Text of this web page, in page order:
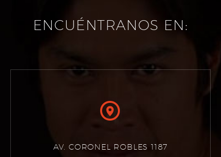
ENCUÉNTRANOS EN:


AV. CORONEL ROBLES 1187